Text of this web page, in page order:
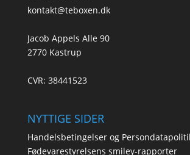
kontakt@teboxen.dk
Jacob Appels Alle 90
2770 Kastrup
CVR: 38441523
NYTTIGE SIDER
Handelsbetingelser og
Fødevarestyrelsens smiley-rapporter